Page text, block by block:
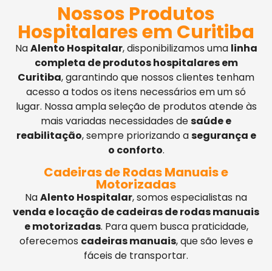
Nossos Produtos
Hospitalares em Curitiba
NaAlento Hospitalar, disponibilizamos uma linha
completa de produtos hospitalares em
Curitiba, garantindo que nossos clientes tenham
acesso a todos os itens necessários em um só
lugar. Nossa ampla seleção de produtos atende às
mais variadas necessidades desaúde e
reabilitação, sempre priorizando asegurança e
o conforto.
Cadeiras de Rodas Manuais e
Motorizadas
NaAlento Hospitalar, somos especialistas na
venda e locação de cadeiras de rodas manuais
e motorizadas. Para quem busca praticidade,
oferecemos cadeiras manuais, que são leves e
fáceis de transportar.